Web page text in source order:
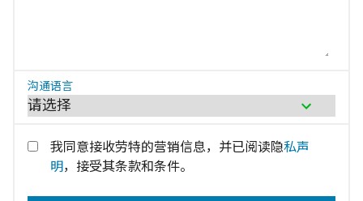
沟通语言
我同意接收劳特的营销信息，并已阅读隐私声
明 ，接受其条款和条件。